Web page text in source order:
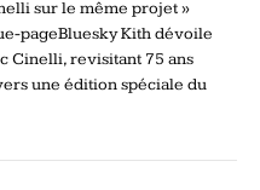
sur le même projet »
pageBluesky Kith dévoile
Cinelli, revisitant 75 ans
une édition spéciale du